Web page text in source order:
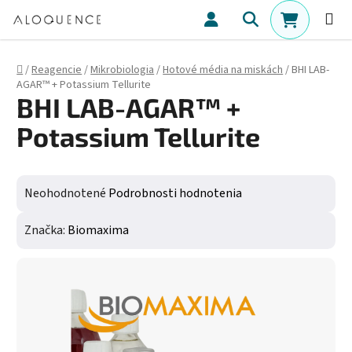
Hľadať
Domov
/Reagencie/Mikrobiologia/Hotové média na miskách/BHI LAB-
AGAR™ + Potassium Tellurite
BHI LAB-AGAR™ +
Potassium Tellurite
Priemerné hodnotenie produktu je 0,0 z 5 hviezdičiek.
Neohodnotené Podrobnosti hodnotenia
Značka: Biomaxima